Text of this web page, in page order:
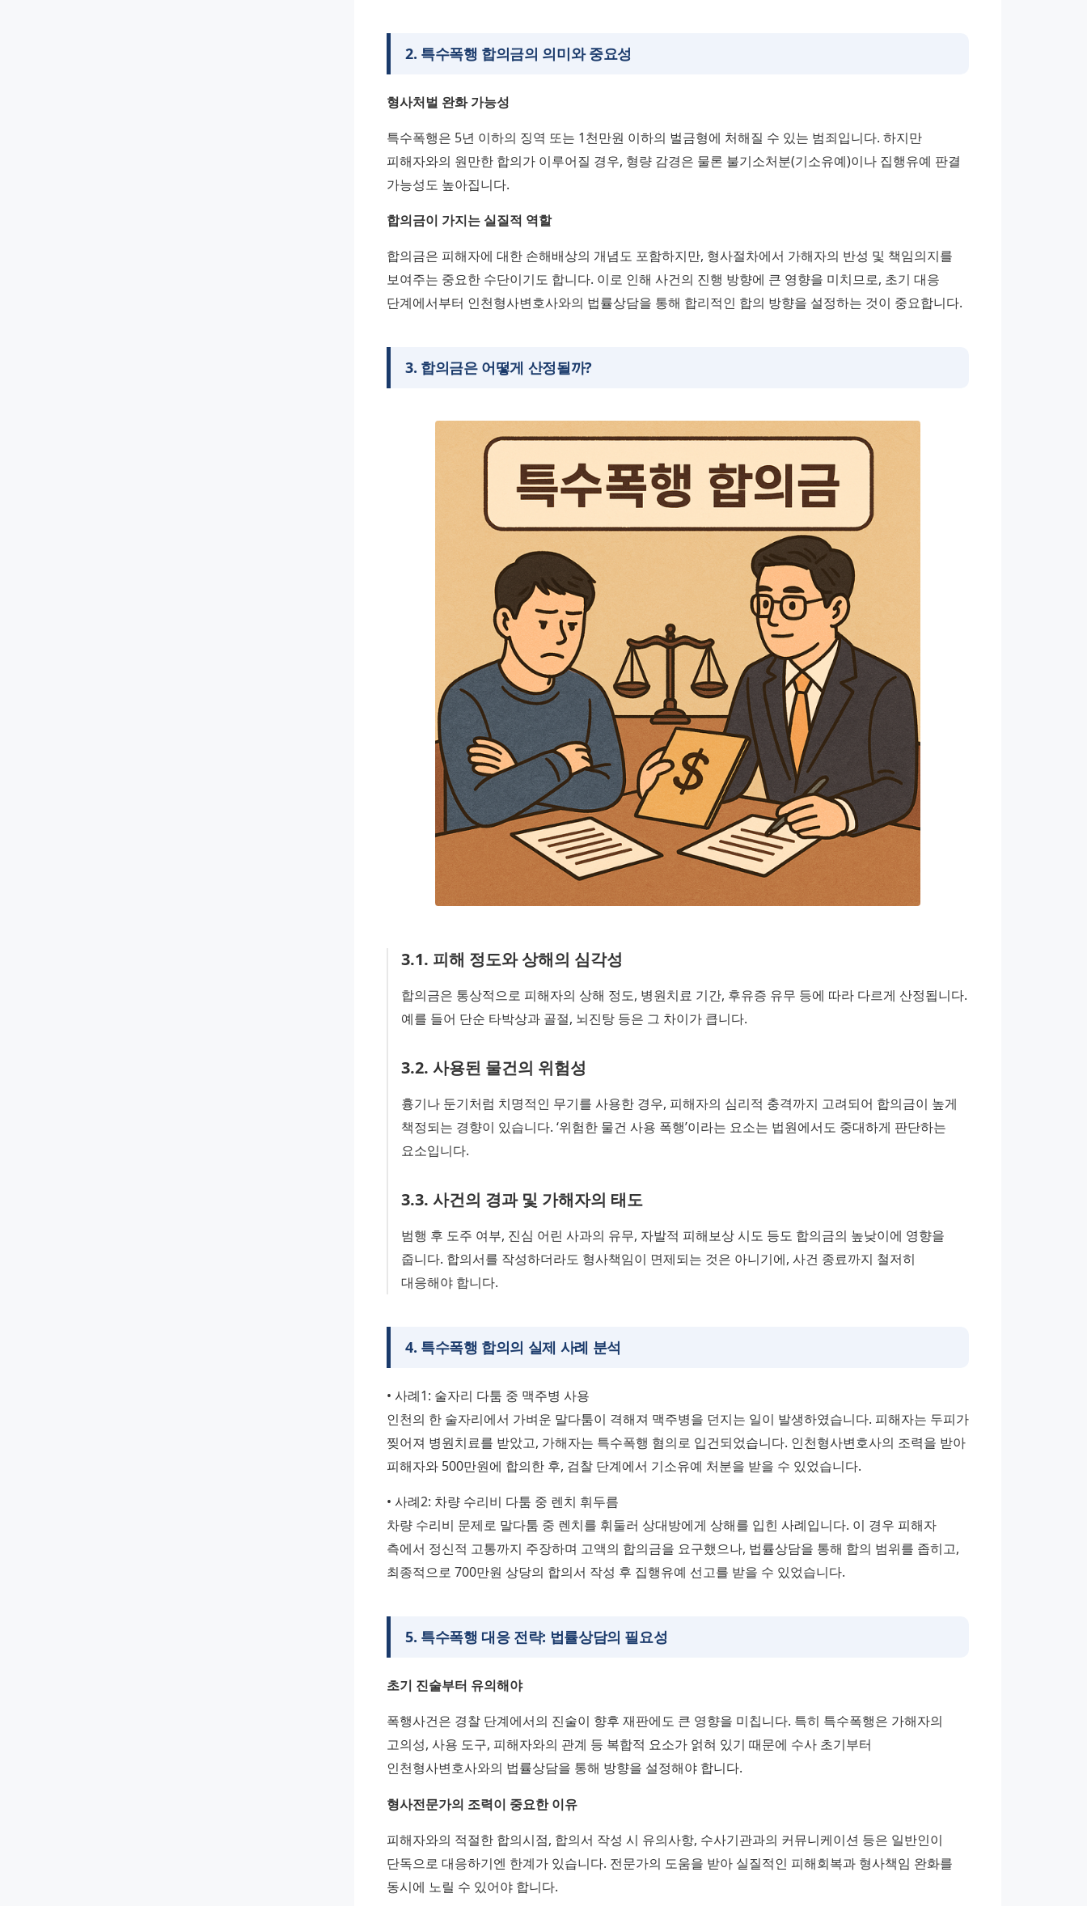
2. 특수폭행 합의금의 의미와 중요성
형사처벌 완화 가능성
특수폭행은 5년 이하의 징역 또는 1천만원 이하의 벌금형에 처해질 수 있는 범죄입니다. 하지만
피해자와의 원만한 합의가 이루어질 경우, 형량 감경은 물론 불기소처분(기소유예)이나 집행유예 판결
가능성도 높아집니다.
합의금이 가지는 실질적 역할
합의금은 피해자에 대한 손해배상의 개념도 포함하지만, 형사절차에서 가해자의 반성 및 책임의지를
보여주는 중요한 수단이기도 합니다. 이로 인해 사건의 진행 방향에 큰 영향을 미치므로, 초기 대응
단계에서부터 인천형사변호사와의 법률상담을 통해 합리적인 합의 방향을 설정하는 것이 중요합니다.
3. 합의금은 어떻게 산정될까?
3.1. 피해 정도와 상해의 심각성
합의금은 통상적으로 피해자의 상해 정도, 병원치료 기간, 후유증 유무 등에 따라 다르게 산정됩니다.
예를 들어 단순 타박상과 골절, 뇌진탕 등은 그 차이가 큽니다.
3.2. 사용된 물건의 위험성
흉기나 둔기처럼 치명적인 무기를 사용한 경우, 피해자의 심리적 충격까지 고려되어 합의금이 높게
책정되는 경향이 있습니다. ‘위험한 물건 사용 폭행’이라는 요소는 법원에서도 중대하게 판단하는
요소입니다.
3.3. 사건의 경과 및 가해자의 태도
범행 후 도주 여부, 진심 어린 사과의 유무, 자발적 피해보상 시도 등도 합의금의 높낮이에 영향을
줍니다. 합의서를 작성하더라도 형사책임이 면제되는 것은 아니기에, 사건 종료까지 철저히
대응해야 합니다.
4. 특수폭행 합의의 실제 사례 분석
• 사례1: 술자리 다툼 중 맥주병 사용
인천의 한 술자리에서 가벼운 말다툼이 격해져 맥주병을 던지는 일이 발생하였습니다. 피해자는 두피가
찢어져 병원치료를 받았고, 가해자는 특수폭행 혐의로 입건되었습니다. 인천형사변호사의 조력을 받아
피해자와 500만원에 합의한 후, 검찰 단계에서 기소유예 처분을 받을 수 있었습니다.
• 사례2: 차량 수리비 다툼 중 렌치 휘두름
차량 수리비 문제로 말다툼 중 렌치를 휘둘러 상대방에게 상해를 입힌 사례입니다. 이 경우 피해자
측에서 정신적 고통까지 주장하며 고액의 합의금을 요구했으나, 법률상담을 통해 합의 범위를 좁히고,
최종적으로 700만원 상당의 합의서 작성 후 집행유예 선고를 받을 수 있었습니다.
5. 특수폭행 대응 전략: 법률상담의 필요성
초기 진술부터 유의해야
폭행사건은 경찰 단계에서의 진술이 향후 재판에도 큰 영향을 미칩니다. 특히 특수폭행은 가해자의
고의성, 사용 도구, 피해자와의 관계 등 복합적 요소가 얽혀 있기 때문에 수사 초기부터
인천형사변호사와의 법률상담을 통해 방향을 설정해야 합니다.
형사전문가의 조력이 중요한 이유
피해자와의 적절한 합의시점, 합의서 작성 시 유의사항, 수사기관과의 커뮤니케이션 등은 일반인이
단독으로 대응하기엔 한계가 있습니다. 전문가의 도움을 받아 실질적인 피해회복과 형사책임 완화를
동시에 노릴 수 있어야 합니다.